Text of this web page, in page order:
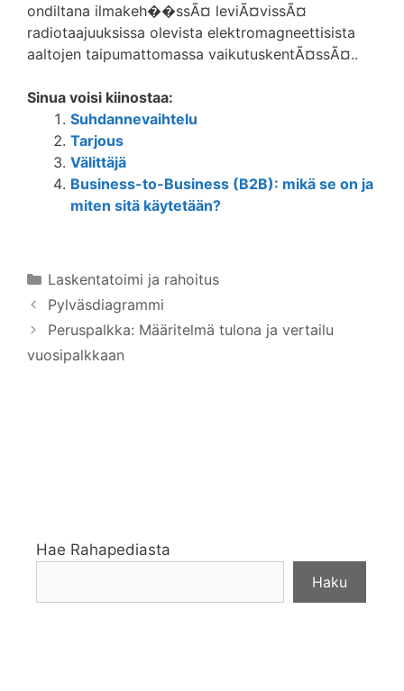
ondiltana ilmakeh��ssÃ¤ leviÃ¤vissÃ¤
radiotaajuuksissa olevista elektromagneettisista
aaltojen taipumattomassa vaikutuskentÃ¤ssÃ¤..
Sinua voisi kiinostaa:
Suhdannevaihtelu
Tarjous
Välittäjä
Business-to-Business (B2B): mikä se on ja
miten sitä käytetään?
Kategoriat
Laskentatoimi ja rahoitus
Pylväsdiagrammi
Peruspalkka: Määritelmä tulona ja vertailu
vuosipalkkaan
Hae Rahapediasta
Haku